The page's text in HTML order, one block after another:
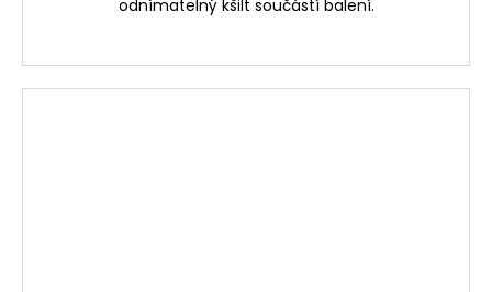
odnímatelný kšilt součástí balení.